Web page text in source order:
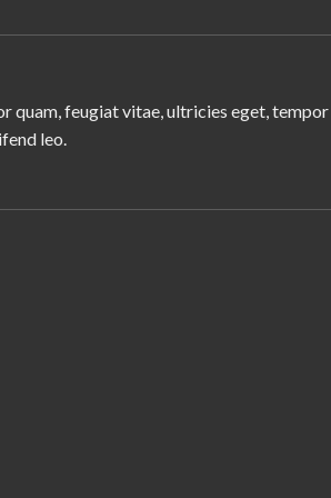
quam, feugiat vitae, ultricies eget, tempor
leo.